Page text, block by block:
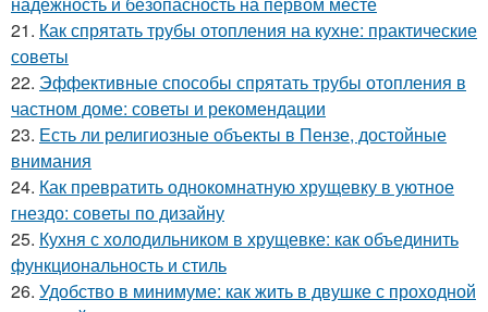
21. Как спрятать трубы отопления на кухне: практические
советы
22. Эффективные способы спрятать трубы отопления в
частном доме: советы и рекомендации
23. Есть ли религиозные объекты в Пензе, достойные
внимания
24. Как превратить однокомнатную хрущевку в уютное
гнездо: советы по дизайну
25. Кухня с холодильником в хрущевке: как объединить
функциональность и стиль
26. Удобство в минимуме: как жить в двушке с проходной